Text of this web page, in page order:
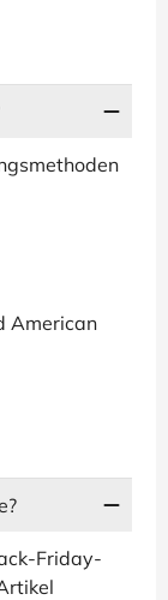
American
Friday-